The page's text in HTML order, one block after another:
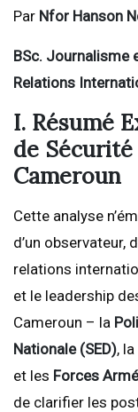
Par Nfor Hanson
BSc. Journalisme
Relations
I. Résumé
de
Cameroun
Cette analyse
d’un observateur,
relations
et le leadership
Cameroun – la
Nationale (SED), la
et les Forces
de clarifier les